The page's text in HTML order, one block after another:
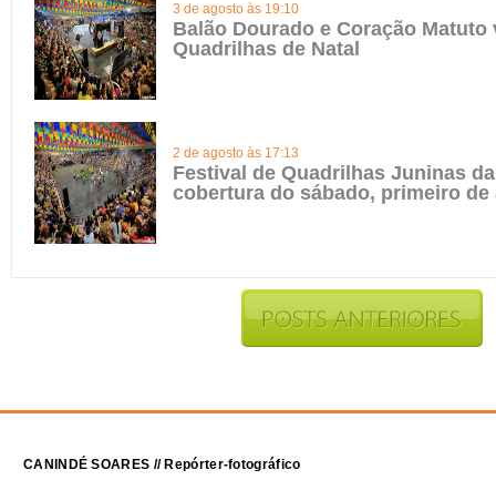
3 de agosto às 19:10
Balão Dourado e Coração Matuto
Quadrilhas de Natal
2 de agosto às 17:13
Festival de Quadrilhas Juninas
cobertura do sábado, primeiro de
CANINDÉ SOARES // Repórter-fotográfico